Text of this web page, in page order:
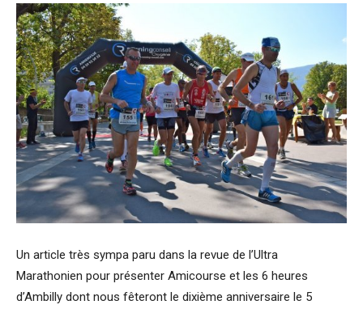
Un article très sympa paru dans la revue de l’Ultra
Marathonien pour présenter Amicourse et les 6 heures
d’Ambilly dont nous fêteront le dixième anniversaire le 5